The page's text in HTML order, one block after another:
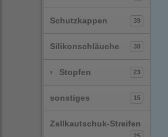
Schutzkappen 39
Silikonschläuche 30
› Stopfen 23
sonstiges 15
Zellkautschuk-Streifen